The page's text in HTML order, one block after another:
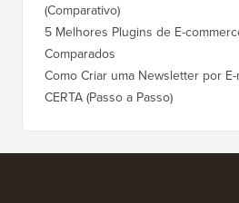
(Comparativo)
5 Melhores Plugins de E-
Comparados
Como Criar uma Newsletter por
CERTA (Passo a Passo)